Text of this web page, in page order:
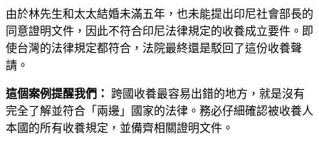
由於林先生和太太結婚未滿五年，也未能提出印尼社會部長的
同意證明文件，因此不符合印尼法律規定的收養成立要件。即
使台灣的法律規定都符合，法院最終還是駁回了這份收養聲
請。
這個案例提醒我們：
跨國收養最容易出錯的地方，就是沒有
完全了解並符合「兩邊」國家的法律。務必仔細確認被收養人
本國的所有收養規定，並備齊相關證明文件。